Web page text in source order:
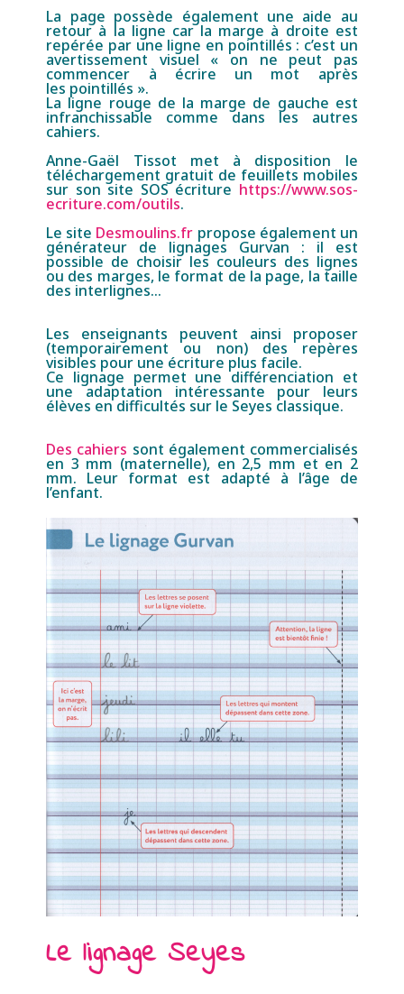
La page possède également une aide au
retour à la ligne car la marge à droite est
repérée par une ligne en pointillés : c’est un
avertissement visuel « on ne peut pas
commencer à écrire un mot après
les pointillés ».
La ligne rouge de la marge de gauche est
infranchissable comme dans les autres
cahiers.
Anne-Gaël Tissot met à disposition le
téléchargement gratuit de feuillets mobiles
sur son site SOS écriture https://www.sos-
ecriture.com/outils.
Le site Desmoulins.fr propose également un
générateur de lignages Gurvan : il est
possible de choisir les couleurs des lignes
ou des marges, le format de la page, la taille
des interlignes…
Les enseignants peuvent ainsi proposer
(temporairement ou non) des repères
visibles pour une écriture plus facile.
Ce lignage permet une différenciation et
une adaptation intéressante pour leurs
élèves en difficultés sur le Seyes classique.
Des cahiers sont également commercialisés
en 3 mm (maternelle), en 2,5 mm et en 2
mm. Leur format est adapté à l’âge de
l’enfant.
Le lignage Seyes